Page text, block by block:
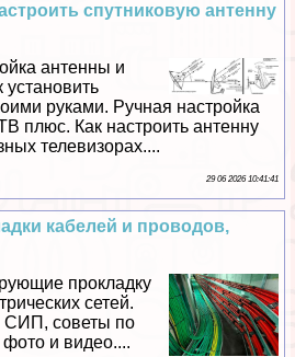
спутниковую антенну
антенны и
руками. Ручная настройка
плюс. Как настроить антенну
телевизорах....
29 06 2026 10:41:41
кабелей и проводов,
прокладку
сетей.
СИП, советы по
и видео....